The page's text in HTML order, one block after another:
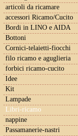
articoli da ricamare
accessori Ricamo/Cucito
Bordi in LINO e AIDA
Bottoni
Cornici-telaietti-fiocchi
filo ricamo e aguglieria
forbici ricamo-cucito
Idee
Kit
Lampade
Libri-ricamo
nappine
Passamanerie-nastri